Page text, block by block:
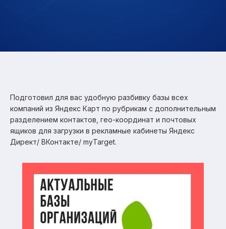
Подготовил для вас удобную разбивку базы всех
компаний из Яндекс Карт по рубрикам с дополнительным
разделением контактов, гео-координат и почтовых
ящиков для загрузки в рекламные кабинеты Яндекс
Директ/ ВКонтакте/ myTarget.